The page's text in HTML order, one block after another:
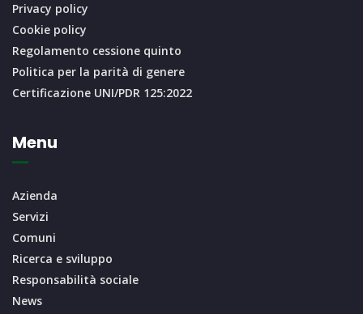
Privacy policy
Cookie policy
Regolamento cessione quinto
Politica per la parità di genere
Certificazione UNI/PDR 125:2022
Menu
Azienda
Servizi
Comuni
Ricerca e sviluppo
Responsabilità sociale
News